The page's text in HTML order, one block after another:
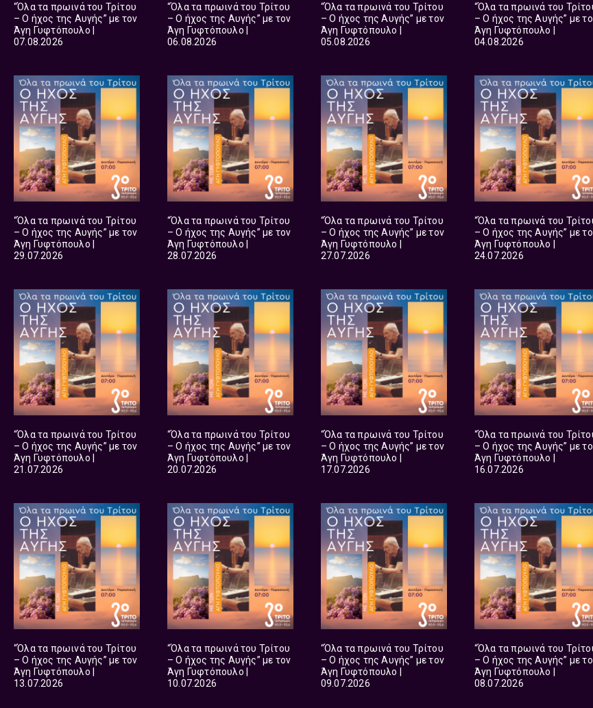
“Όλα τα πρωινά του Τρίτου
– Ο ήχος της Αυγής” με τον
Άγη Γυφτόπουλο |
07.08.2026
“Όλα τα πρωινά του Τρίτου
– Ο ήχος της Αυγής” με τον
Άγη Γυφτόπουλο |
06.08.2026
“Όλα τα πρωινά του Τρίτου
– Ο ήχος της Αυγής” με τον
Άγη Γυφτόπουλο |
05.08.2026
“Όλα τα πρωινά του
– Ο ήχος της Αυγής” με
Άγη Γυφτόπουλο |
04.08.2026
“Όλα τα πρωινά του Τρίτου
– Ο ήχος της Αυγής” με τον
Άγη Γυφτόπουλο |
29.07.2026
“Όλα τα πρωινά του Τρίτου
– Ο ήχος της Αυγής” με τον
Άγη Γυφτόπουλο |
28.07.2026
“Όλα τα πρωινά του Τρίτου
– Ο ήχος της Αυγής” με τον
Άγη Γυφτόπουλο |
27.07.2026
“Όλα τα πρωινά του
– Ο ήχος της Αυγής” με
Άγη Γυφτόπουλο |
24.07.2026
“Όλα τα πρωινά του Τρίτου
– Ο ήχος της Αυγής” με τον
Άγη Γυφτόπουλο |
21.07.2026
“Όλα τα πρωινά του Τρίτου
– Ο ήχος της Αυγής” με τον
Άγη Γυφτόπουλο |
20.07.2026
“Όλα τα πρωινά του Τρίτου
– Ο ήχος της Αυγής” με τον
Άγη Γυφτόπουλο |
17.07.2026
“Όλα τα πρωινά του
– Ο ήχος της Αυγής” με
Άγη Γυφτόπουλο |
16.07.2026
“Όλα τα πρωινά του Τρίτου
– Ο ήχος της Αυγής” με τον
Άγη Γυφτόπουλο |
13.07.2026
“Όλα τα πρωινά του Τρίτου
– Ο ήχος της Αυγής” με τον
Άγη Γυφτόπουλο |
10.07.2026
“Όλα τα πρωινά του Τρίτου
– Ο ήχος της Αυγής” με τον
Άγη Γυφτόπουλο |
09.07.2026
“Όλα τα πρωινά του
– Ο ήχος της Αυγής” με
Άγη Γυφτόπουλο |
08.07.2026